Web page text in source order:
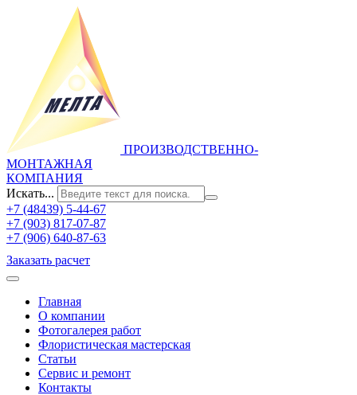
ПРОИЗВОДСТВЕННО-
МОНТАЖНАЯ
КОМПАНИЯ
Искать...
+7 (48439) 5-44-67
+7 (903) 817-07-87
+7 (906) 640-87-63
Заказать расчет
Главная
О компании
Фотогалерея работ
Флористическая мастерская
Статьи
Сервис и ремонт
Контакты